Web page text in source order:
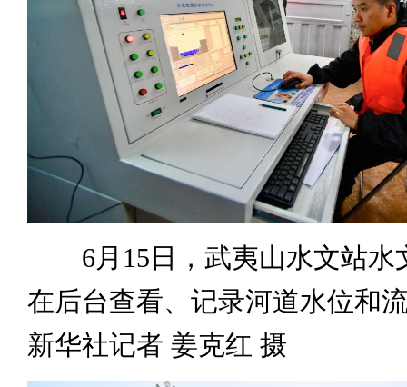
6月15日，武夷山水文站水
在后台查看、记录河道水位和
新华社记者 姜克红 摄